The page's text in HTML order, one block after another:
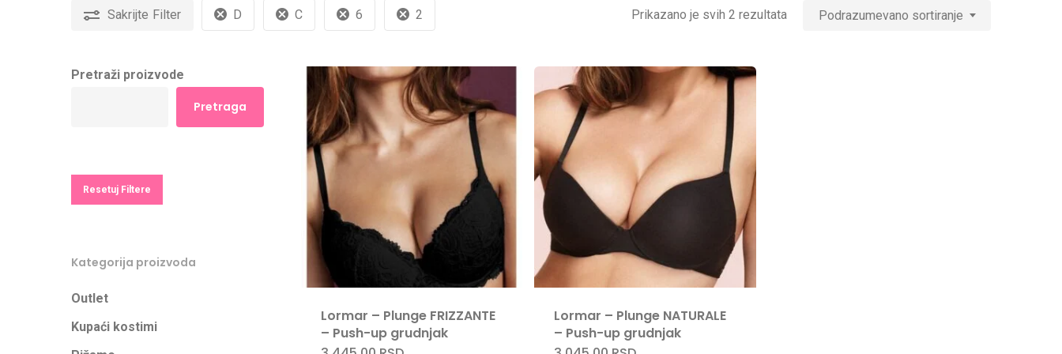
Sakrijte Filter D C 6 2 Prikazano je svih 2 rezultata Podrazumevano sortiranje
Pretraži proizvode
Pretraga
Resetuj Filtere
Kategorija proizvoda
Outlet
Kupaći kostimi
Lormar – Plunge FRIZZANTE
– Push-up grudnjak
Lormar – Plunge NATURALE
– Push-up grudnjak